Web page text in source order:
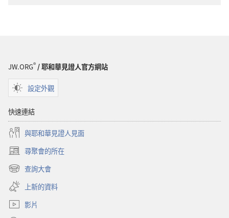
JW.ORG®/ 耶和華見證人官方網站
設定外觀
快速連結
與耶和華見證人見面
尋聚會的所在
（開
啟
新
視
窗）
查詢大會
（開
啟
新
視
上新的資料
影片